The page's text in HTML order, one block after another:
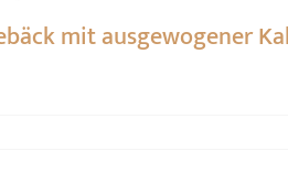
mit ausgewogener